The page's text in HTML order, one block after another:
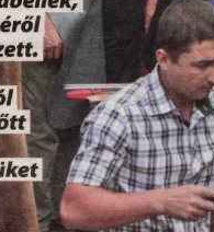
l J g j
tt,
  ti i f
1 1
l
tt M j E
Í g y
e t /
1